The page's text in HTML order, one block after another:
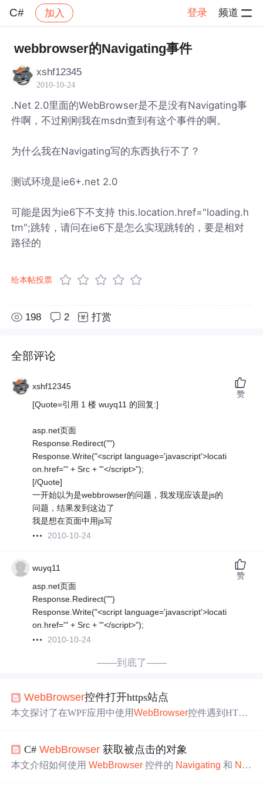
C# 加入 登录 频道
帖子详情
webbrowser的Navigating事件
xshf12345
2010-10-24
.Net 2.0里面的WebBrowser是不是没有Navigating事
件啊，不过刚刚我在msdn查到有这个事件的啊。
为什么我在Navigating写的东西执行不了？
测试环境是ie6+.net 2.0
可能是因为ie6下不支持 this.location.href="loading.h
tm";跳转，请问在ie6下是怎么实现跳转的，要是相对
路径的
给本帖投票
198 2 打赏
全部评论
xshf12345
[Quote=引用 1 楼 wuyq11 的回复:]
asp.net页面
Response.Redirect("")
Response.Write("<script language='javascript'>locati
on.href='" + Src + "'</script>");
[/Quote]
一开始以为是webbrowser的问题，我发现应该是js的
问题，结果发到这边了
我是想在页面中用js写
2010-10-24
赞
wuyq11
asp.net页面
Response.Redirect("")
Response.Write("<script language='javascript'>locati
on.href='" + Src + "'</script>");
2010-10-24
赞
——到底了——
WebBrowser控件打开https站点
本文探讨了在WPF应用中使用WebBrowser控件遇到HTTP
过 Navigating事件重定向URI等方法。
C#WebBrowser 获取被点击的对象
本文介绍如何使用WebBrowser 控件的 Navigating 和 Na